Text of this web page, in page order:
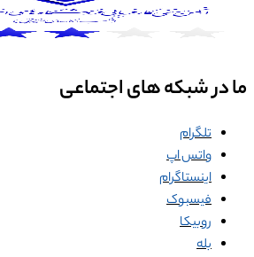
ما در شبکه های اجتماعی
تلگرام
واتس اپ
اینستاگرام
فیسبوک
روبیکا
بله